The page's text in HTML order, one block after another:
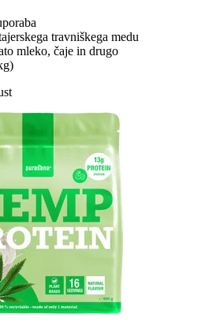
travniškega medu
mleko, čaje in drugo